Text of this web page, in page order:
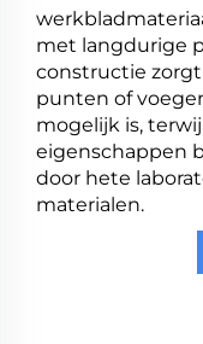
met langdurige
constructie
punten of
mogelijk is,
eigenschappen
door hete
materialen.